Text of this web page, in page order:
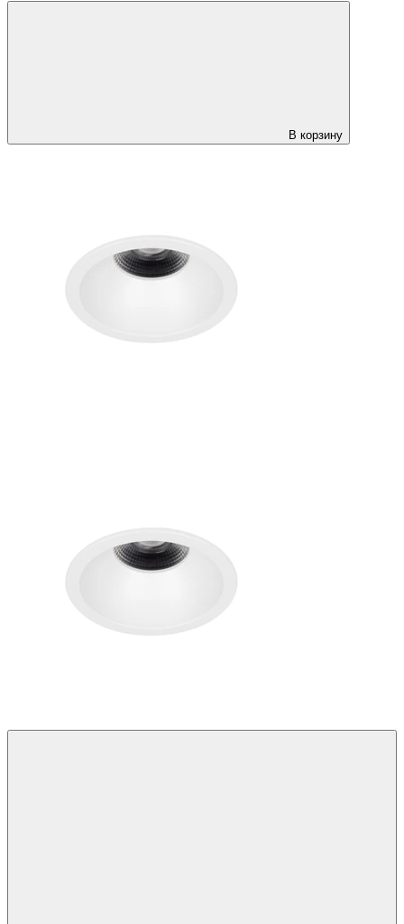
В корзину